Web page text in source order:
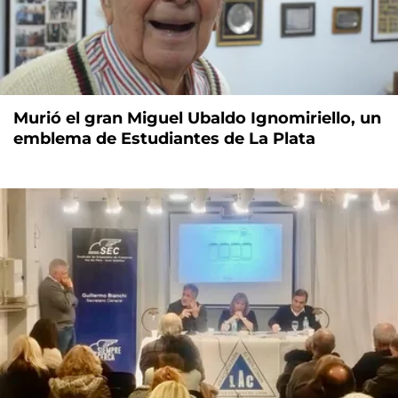
Murió el gran Miguel Ubaldo Ignomiriello, un
emblema de Estudiantes de La Plata